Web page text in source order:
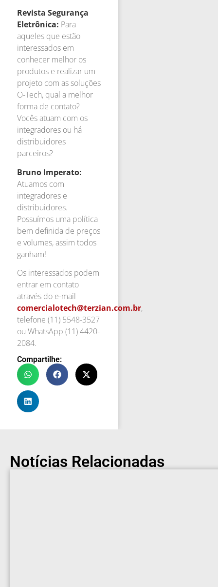
Revista Segurança
Eletrônica: Para
aqueles que estão
interessados em
conhecer melhor os
produtos e realizar um
projeto com as soluções
O-Tech, qual a melhor
forma de contato?
Vocês atuam com os
integradores ou há
distribuidores
parceiros?
Bruno Imperato:
Atuamos com
integradores e
distribuidores.
Possuímos uma política
bem definida de preços
e volumes, assim todos
ganham!
Os interessados podem
entrar em contato
através do e-mail
comercialotech@terzian.com.br,
telefone (11) 5548-3527
ou WhatsApp (11) 4420-
2084.
Compartilhe:
Notícias Relacionadas